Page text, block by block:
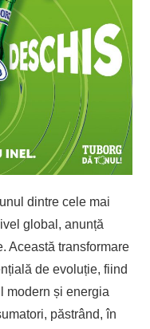
dintre cele mai
global, anunță
Această transformare
de evoluție, fiind
modern și energia
păstrând, în